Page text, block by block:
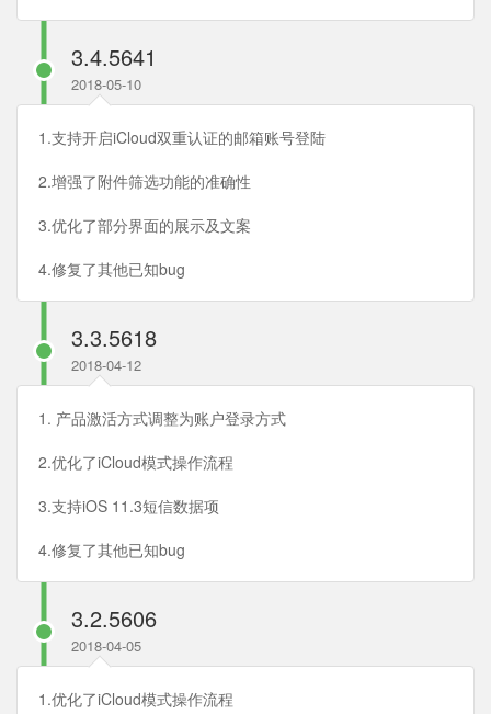
3.4.5641
2018-05-10
1.支持开启iCloud双重认证的邮箱账号登陆
2.增强了附件筛选功能的准确性
3.优化了部分界面的展示及文案
4.修复了其他已知bug
3.3.5618
2018-04-12
1. 产品激活方式调整为账户登录方式
2.优化了iCloud模式操作流程
3.支持iOS 11.3短信数据项
4.修复了其他已知bug
3.2.5606
2018-04-05
1.优化了iCloud模式操作流程